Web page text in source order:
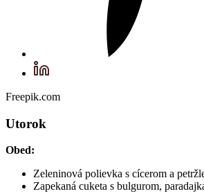
Freepik.com
Utorok
Obed:
Zeleninová polievka s cícerom a
Zapekaná cuketa s bulgurom,